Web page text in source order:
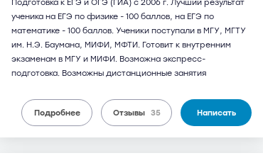
Подготовка к ЕГЭ и ОГЭ (ГИА) с 2006 г. Лучший результат
ученика на ЕГЭ по физике - 100 баллов, на ЕГЭ по
математике - 100 баллов. Ученики поступали в МГУ, МГТУ
им. Н.Э. Баумана, МИФИ, МФТИ. Готовит к внутренним
экзаменам в МГУ и МИФИ. Возможна экспресс-
подготовка. Возможны дистанционные занятия
Подробнее Отзывы 35 Написать